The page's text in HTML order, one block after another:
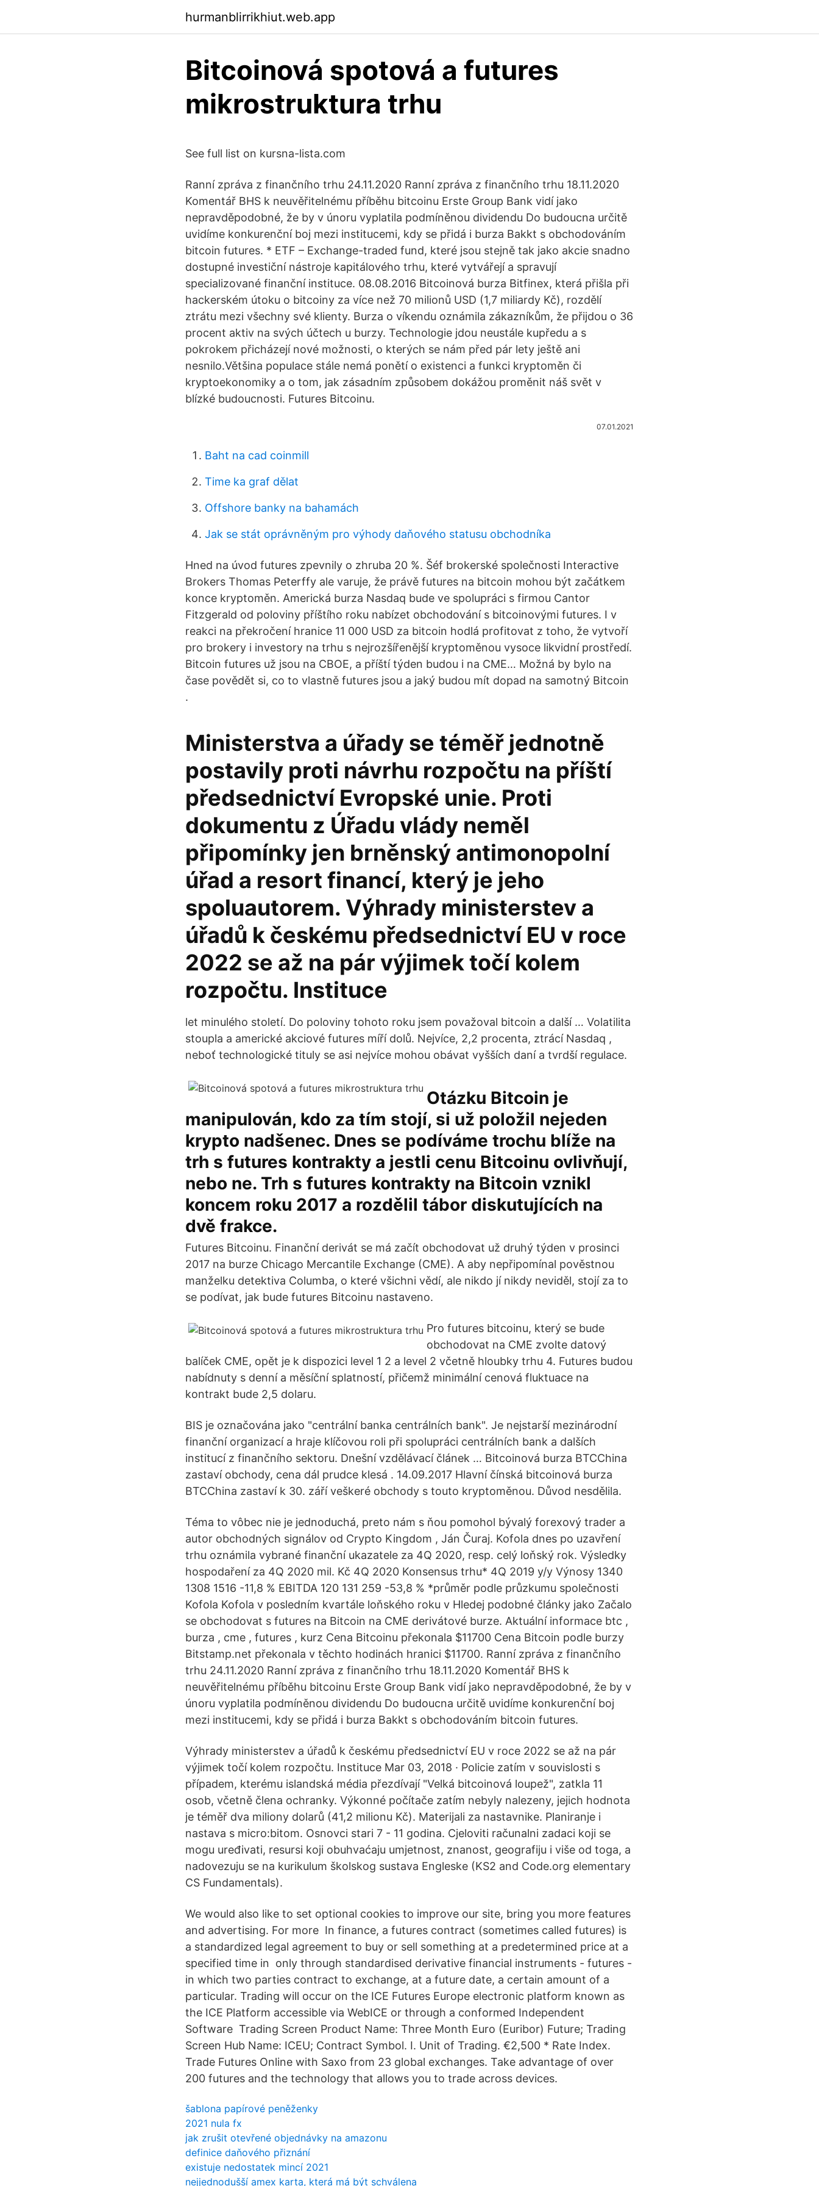
hurmanblirrikhiut.web.app
Bitcoinová spotová a futures
mikrostruktura trhu
See full list on kursna-lista.com
Ranní zpráva z finančního trhu 24.11.2020 Ranní zpráva z finančního trhu 18.11.2020
Komentář BHS k neuvěřitelnému příběhu bitcoinu Erste Group Bank vidí jako
nepravděpodobné, že by v únoru vyplatila podmíněnou dividendu Do budoucna určitě
uvidíme konkurenční boj mezi institucemi, kdy se přidá i burza Bakkt s obchodováním
bitcoin futures. * ETF – Exchange-traded fund, které jsou stejně tak jako akcie snadno
dostupné investiční nástroje kapitálového trhu, které vytvářejí a spravují
specializované finanční instituce. 08.08.2016 Bitcoinová burza Bitfinex, která přišla při
hackerském útoku o bitcoiny za více než 70 milionů USD (1,7 miliardy Kč), rozdělí
ztrátu mezi všechny své klienty. Burza o víkendu oznámila zákazníkům, že přijdou o 36
procent aktiv na svých účtech u burzy. Technologie jdou neustále kupředu a s
pokrokem přicházejí nové možnosti, o kterých se nám před pár lety ještě ani
nesnilo.Většina populace stále nemá ponětí o existenci a funkci kryptoměn či
kryptoekonomiky a o tom, jak zásadním způsobem dokážou proměnit náš svět v
blízké budoucnosti. Futures Bitcoinu.
07.01.2021
Baht na cad coinmill
Time ka graf dělat
Offshore banky na bahamách
Jak se stát oprávněným pro výhody daňového statusu obchodníka
Hned na úvod futures zpevnily o zhruba 20 %. Šéf brokerské společnosti Interactive
Brokers Thomas Peterffy ale varuje, že právě futures na bitcoin mohou být začátkem
konce kryptoměn. Americká burza Nasdaq bude ve spolupráci s firmou Cantor
Fitzgerald od poloviny příštího roku nabízet obchodování s bitcoinovými futures. I v
reakci na překročení hranice 11 000 USD za bitcoin hodlá profitovat z toho, že vytvoří
pro brokery i investory na trhu s nejrozšířenější kryptoměnou vysoce likvidní prostředí.
Bitcoin futures už jsou na CBOE, a příští týden budou i na CME… Možná by bylo na
čase povědět si, co to vlastně futures jsou a jaký budou mít dopad na samotný Bitcoin
.
Ministerstva a úřady se téměř jednotně
postavily proti návrhu rozpočtu na příští
předsednictví Evropské unie. Proti
dokumentu z Úřadu vlády neměl
připomínky jen brněnský antimonopolní
úřad a resort financí, který je jeho
spoluautorem. Výhrady ministerstev a
úřadů k českému předsednictví EU v roce
2022 se až na pár výjimek točí kolem
rozpočtu. Instituce
let minulého století. Do poloviny tohoto roku jsem považoval bitcoin a další … Volatilita
stoupla a americké akciové futures míří dolů. Nejvíce, 2,2 procenta, ztrácí Nasdaq ,
neboť technologické tituly se asi nejvíce mohou obávat vyšších daní a tvrdší regulace.
Otázku Bitcoin je
manipulován, kdo za tím stojí, si už položil nejeden
krypto nadšenec. Dnes se podíváme trochu blíže na
trh s futures kontrakty a jestli cenu Bitcoinu ovlivňují,
nebo ne. Trh s futures kontrakty na Bitcoin vznikl
koncem roku 2017 a rozdělil tábor diskutujících na
dvě frakce.
Futures Bitcoinu. Finanční derivát se má začít obchodovat už druhý týden v prosinci
2017 na burze Chicago Mercantile Exchange (CME). A aby nepřipomínal pověstnou
manželku detektiva Columba, o které všichni vědí, ale nikdo jí nikdy neviděl, stojí za to
se podívat, jak bude futures Bitcoinu nastaveno.
Pro futures bitcoinu, který se bude
obchodovat na CME zvolte datový
balíček CME, opět je k dispozici level 1 2 a level 2 včetně hloubky trhu 4. Futures budou
nabídnuty s denní a měsíční splatností, přičemž minimální cenová fluktuace na
kontrakt bude 2,5 dolaru.
BIS je označována jako "centrální banka centrálních bank". Je nejstarší mezinárodní
finanční organizací a hraje klíčovou roli při spolupráci centrálních bank a dalších
institucí z finančního sektoru. Dnešní vzdělávací článek … Bitcoinová burza BTCChina
zastaví obchody, cena dál prudce klesá . 14.09.2017 Hlavní čínská bitcoinová burza
BTCChina zastaví k 30. září veškeré obchody s touto kryptoměnou. Důvod nesdělila.
Téma to vôbec nie je jednoduchá, preto nám s ňou pomohol bývalý forexový trader a
autor obchodných signálov od Crypto Kingdom , Ján Čuraj. Kofola dnes po uzavření
trhu oznámila vybrané finanční ukazatele za 4Q 2020, resp. celý loňský rok. Výsledky
hospodaření za 4Q 2020 mil. Kč 4Q 2020 Konsensus trhu* 4Q 2019 y/y Výnosy 1340
1308 1516 -11,8 % EBITDA 120 131 259 -53,8 % *průměr podle průzkumu společnosti
Kofola Kofola v posledním kvartále loňského roku v Hledej podobné články jako Začalo
se obchodovat s futures na Bitcoin na CME derivátové burze. Aktuální informace btc ,
burza , cme , futures , kurz Cena Bitcoinu překonala $11700 Cena Bitcoin podle burzy
Bitstamp.net překonala v těchto hodinách hranici $11700. Ranní zpráva z finančního
trhu 24.11.2020 Ranní zpráva z finančního trhu 18.11.2020 Komentář BHS k
neuvěřitelnému příběhu bitcoinu Erste Group Bank vidí jako nepravděpodobné, že by v
únoru vyplatila podmíněnou dividendu Do budoucna určitě uvidíme konkurenční boj
mezi institucemi, kdy se přidá i burza Bakkt s obchodováním bitcoin futures.
Výhrady ministerstev a úřadů k českému předsednictví EU v roce 2022 se až na pár
výjimek točí kolem rozpočtu. Instituce Mar 03, 2018 · Policie zatím v souvislosti s
případem, kterému islandská média přezdívají "Velká bitcoinová loupež", zatkla 11
osob, včetně člena ochranky. Výkonné počítače zatím nebyly nalezeny, jejich hodnota
je téměř dva miliony dolarů (41,2 milionu Kč). Materijali za nastavnike. Planiranje i
nastava s micro:bitom. Osnovci stari 7 - 11 godina. Cjeloviti računalni zadaci koji se
mogu uređivati, resursi koji obuhvaćaju umjetnost, znanost, geografiju i više od toga, a
nadovezuju se na kurikulum školskog sustava Engleske (KS2 and Code.org elementary
CS Fundamentals).
We would also like to set optional cookies to improve our site, bring you more features
and advertising. For more In finance, a futures contract (sometimes called futures) is
a standardized legal agreement to buy or sell something at a predetermined price at a
specified time in only through standardised derivative financial instruments - futures -
in which two parties contract to exchange, at a future date, a certain amount of a
particular. Trading will occur on the ICE Futures Europe electronic platform known as
the ICE Platform accessible via WebICE or through a conformed Independent
Software Trading Screen Product Name: Three Month Euro (Euribor) Future; Trading
Screen Hub Name: ICEU; Contract Symbol. I. Unit of Trading. €2,500 * Rate Index.
Trade Futures Online with Saxo from 23 global exchanges. Take advantage of over
200 futures and the technology that allows you to trade across devices.
šablona papírové peněženky
2021 nula fx
jak zrušit otevřené objednávky na amazonu
definice daňového přiznání
existuje nedostatek mincí 2021
nejjednodušší amex karta, která má být schválena